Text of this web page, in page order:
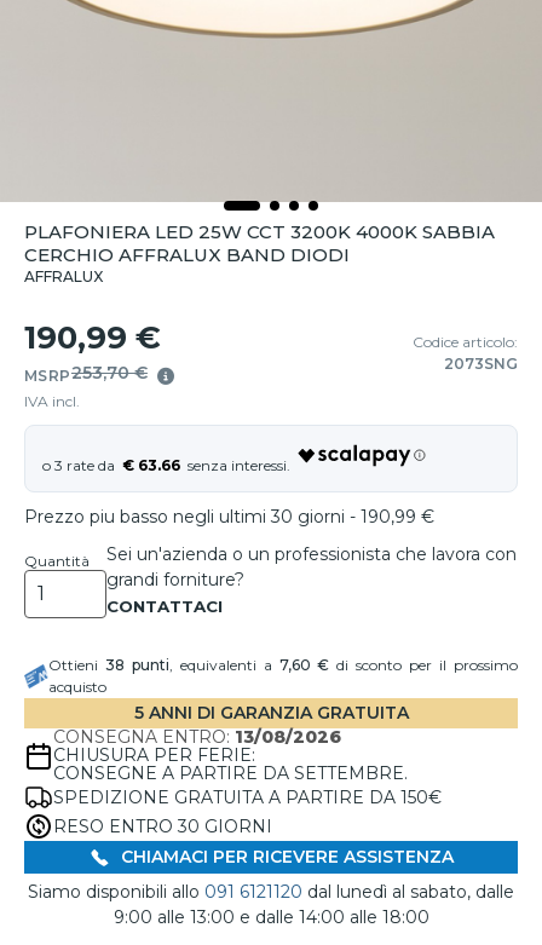
PLAFONIERA LED 25W CCT 3200K 4000K SABBIA
CERCHIO AFFRALUX BAND DIODI
AFFRALUX
190,99 €
MSRP253,70 €
IVA incl.
Codice articolo:
2073SNG
€ 63.66
Prezzo piu basso negli ultimi 30 giorni - 190,99 €
Quantità
Sei un'azienda o un professionista che lavora con
grandi forniture?
Ottieni 38 punti, equivalenti a 7,60 € di sconto per il prossimo
acquisto
5 ANNI DI GARANZIA GRATUITA
CONSEGNA ENTRO: 13/08/2026
CHIUSURA PER FERIE:
CONSEGNE A PARTIRE DA SETTEMBRE.
SPEDIZIONE GRATUITA A PARTIRE DA 150€
RESO ENTRO 30 GIORNI
CHIAMACI PER RICEVERE ASSISTENZA
Siamo disponibili allo 091 6121120 dal lunedì al sabato, dalle
9:00 alle 13:00 e dalle 14:00 alle 18:00